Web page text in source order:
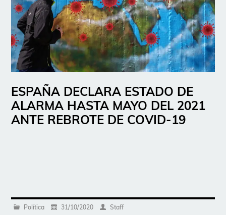
ESPAÑA DECLARA ESTADO DE
ALARMA HASTA MAYO DEL 2021
ANTE REBROTE DE COVID-19
Política 31/10/2020 Staff